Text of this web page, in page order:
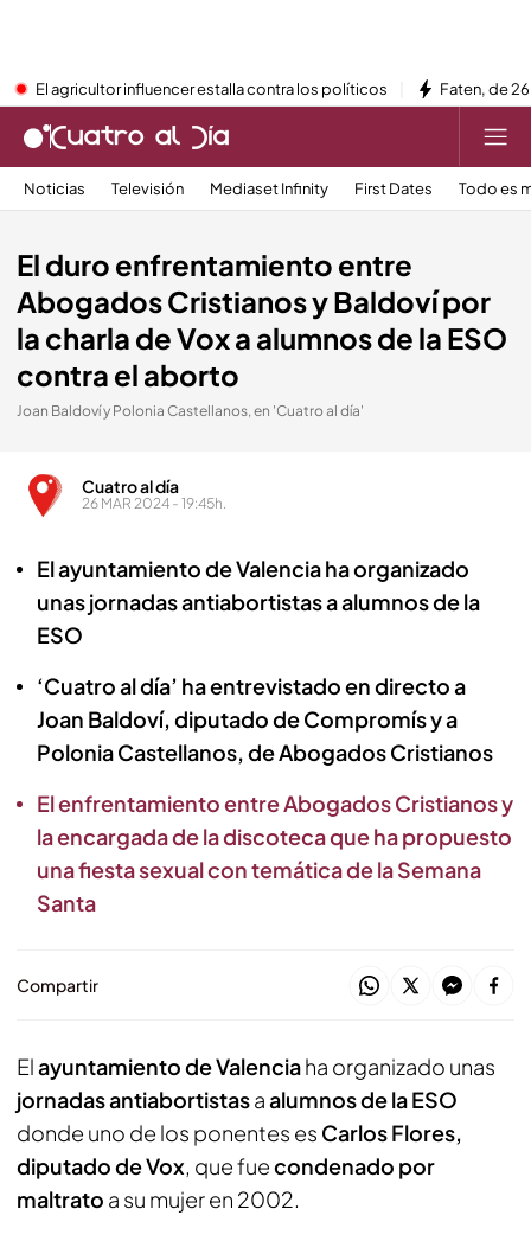
El agricultor influencer estalla contra los políticos Faten, de
Noticias Televisión Mediaset Infinity First Dates Todo es
El duro enfrentamiento entre
Abogados Cristianos y Baldoví por
la charla de Vox a alumnos de la ESO
contra el aborto
Joan Baldoví y Polonia Castellanos, en 'Cuatro al día'
Cuatro al día
26 MAR 2024 - 19:45h.
El ayuntamiento de Valencia ha organizado
unas jornadas antiabortistas a alumnos de la
ESO
‘Cuatro al día’ ha entrevistado en directo a
Joan Baldoví, diputado de Compromís y a
Polonia Castellanos, de Abogados Cristianos
El enfrentamiento entre Abogados Cristianos y
la encargada de la discoteca que ha propuesto
una fiesta sexual con temática de la Semana
Santa
Compartir
Elayuntamiento de Valenciaha organizado unas
jornadas antiabortistasaalumnos de la ESO
donde uno de los ponentes es Carlos Flores,
diputado de Vox, que fuecondenado por
maltrato a su mujer en 2002.